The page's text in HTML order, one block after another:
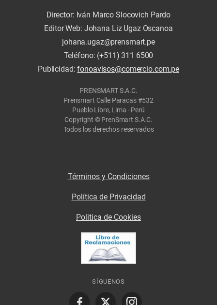
Director: Iván Marco Slocovich Pardo
Editor Web: Johana Liz Ugaz Oscanoa
johana.ugaz@prensmart.pe
Teléfono: (+511) 311 6500
Publicidad:fonoavisos@comercio.com.pe
PRENSMART S.A.C.
Prensmart Calle Paracas #532
Pueblo Libre, Lima - Perú
Copyright © PrenSmart S.A.C.
Todos los derechos reservados
Términos y Condiciones
Política de Privacidad
Politica de Cookies
SÍGUENOS